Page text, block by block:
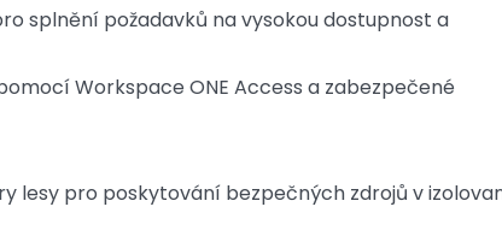
splnění požadavků na vysokou dostupnost a
Workspace ONE Access a zabezpečené
lesy pro poskytování bezpečných zdrojů v